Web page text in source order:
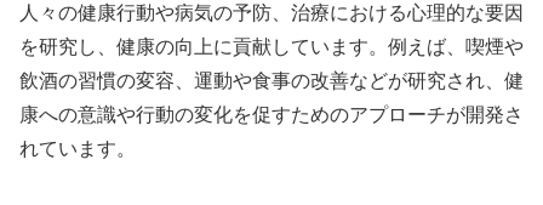
人々の健康行動や病気の予防、治療における心理的な要因
を研究し、健康の向上に貢献しています。例えば、喫煙や
飲酒の習慣の変容、運動や食事の改善などが研究され、健
康への意識や行動の変化を促すためのアプローチが開発さ
れています。